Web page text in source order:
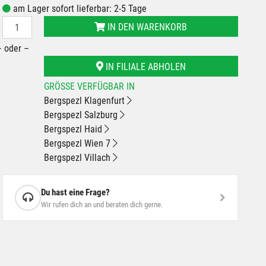
am Lager sofort lieferbar: 2-5 Tage
IN DEN WARENKORB
oder –
IN FILIALE ABHOLEN
GRÖSSE VERFÜGBAR IN
Bergspezl Klagenfurt
Bergspezl Salzburg
Bergspezl Haid
Bergspezl Wien 7
Bergspezl Villach
Du hast eine Frage?
Wir rufen dich an und beraten dich gerne.